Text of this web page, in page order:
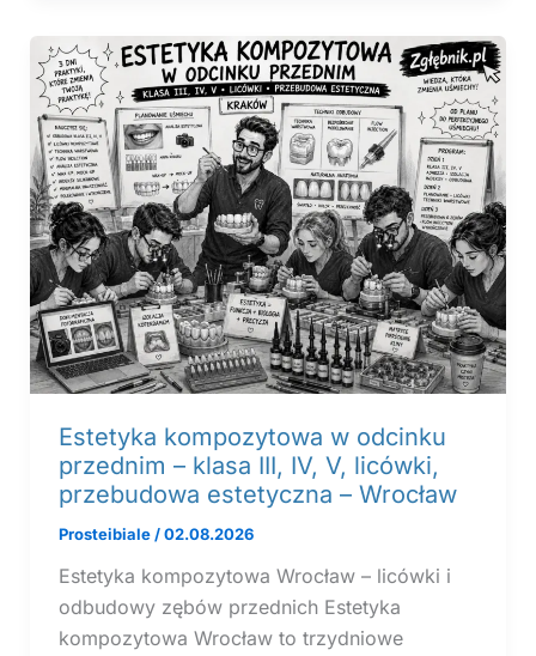
Estetyka kompozytowa w odcinku
przednim – klasa III, IV, V, licówki,
przebudowa estetyczna – Wrocław
Prosteibiale /02.08.2026
Estetyka kompozytowa Wrocław – licówki i
odbudowy zębów przednich Estetyka
kompozytowa Wrocław to trzydniowe